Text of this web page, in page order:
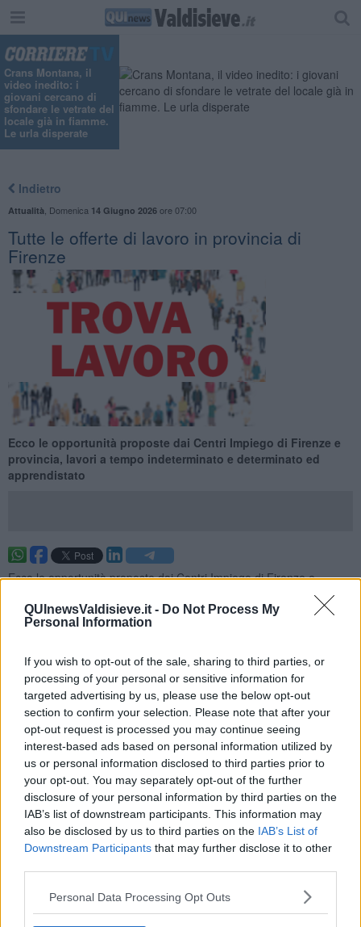
QUInewsValdisieve.it - Do Not Process My
Personal Information
If you wish to opt-out of the sale, sharing to third parties, or
processing of your personal or sensitive information for
targeted advertising by us, please use the below opt-out
section to confirm your selection. Please note that after your
opt-out request is processed you may continue seeing
interest-based ads based on personal information utilized by
us or personal information disclosed to third parties prior to
your opt-out. You may separately opt-out of the further
disclosure of your personal information by third parties on the
IAB’s list of downstream participants. This information may
also be disclosed by us to third parties on the IAB’s List of
Downstream Participants that may further disclose it to other
Personal Data Processing Opt Outs
Crans Montana, il
video inedito: i
giovani cercano di
sfondare le vetrate del
locale già in fiamme.
Le urla disperate
Indietro
Attualità Domenica 14 Giugno 2026ore 07:00
​Tutte le offerte di lavoro in provincia di
Firenze
Ecco le opportunità proposte dai Centri Impiego di Firenze e
provincia, lavori a tempo indeterminato e determinato ed
apprendistato
Ecco le opportunità proposte dai Centri Impiego di Firenze e
provincia per la settimana 24 del 2026 (dal 14 June 2026 al 20
June 2026), lavori a tempo indeterminato e determinato ed
apprendistato.
Questa settimana:
I lavori più richiesti
Professioni Qualificate Nei Servizi Sanitari e Sociali
Operai Addetti Ai Servizi di Igiene e Pulizia26
Addetti All'assistenza Personale25
Camerieri di Ristorante25
Orario Lavoro
Full Time 528
Lavoro a Turni212
Tipologia Contratto